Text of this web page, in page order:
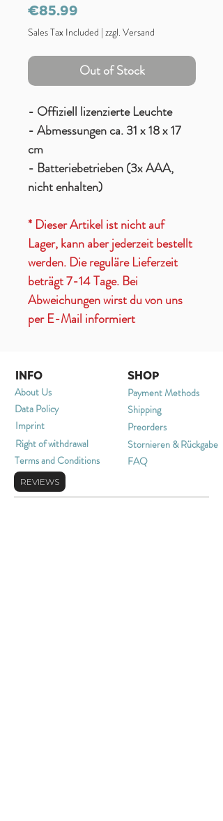
€85.99
Sales Tax Included | zzgl. Versand
Out of Stock
- Offiziell lizenzierte Leuchte
- Abmessungen ca. 31 x 18 x 17
cm
- Batteriebetrieben (3x AAA,
nicht enhalten)
* Dieser Artikel ist nicht auf
Lager, kann aber jederzeit bestellt
werden. Die reguläre Lieferzeit
beträgt 7-14 Tage. Bei
Abweichungen wirst du von uns
per E-Mail informiert
INFO
About Us
Imprint
Data Policy
Right of withdrawal
Terms and Conditions
SHOP
Payment Methods
Shipping
Preorders
Stornieren & Rückgabe
FAQ
REVIEWS